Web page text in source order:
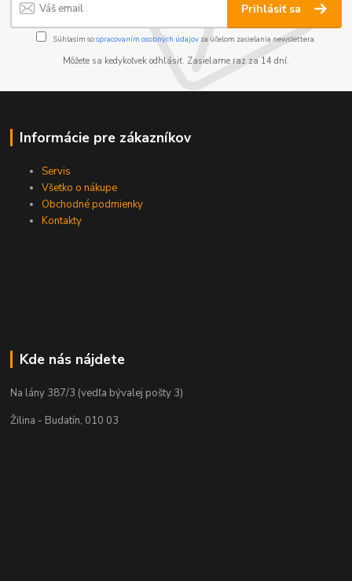
Prihlásiť sa
Súhlasím sospracovaním osobných údajov za účelom zasielania newslettera.
Môžete sa kedykoľvek odhlásiť. Zasielame raz za 14 dní.
Informácie pre zákazníkov
Servis
Všetko o nákupe
Obchodné podmienky
Kontakty
Kde nás nájdete
Na lány 387/3 (vedľa bývalej pošty 3)
Žilina - Budatín, 010 03